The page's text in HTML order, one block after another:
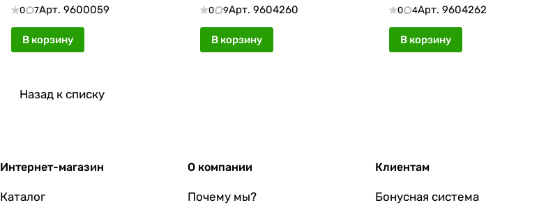
0 7Арт. 9600059
В корзину
0 9Арт.9604260
В корзину
0 4Арт.9604262
В корзину
Назад к списку
Интернет-магазин
Каталог
О компании
Почему мы?
Клиентам
Бонусная система